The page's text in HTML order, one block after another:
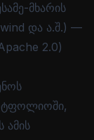
მხარის
და ა.შ.) —
2.0)